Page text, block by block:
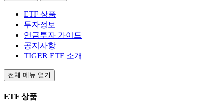
ETF 상품
투자정보
연금투자 가이드
공지사항
TIGER ETF 소개
전체 메뉴 열기
ETF 상품